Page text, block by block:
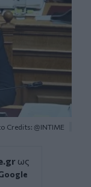
Credits: @INTIME
ως